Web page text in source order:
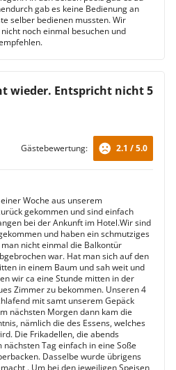
gab es keine Bedienung an
selber bedienen mussten. Wir
noch einmal besuchen und
wieder. Entspricht nicht 5
Gästebewertung: 2.1 / 5.0
Woche aus unserem
gekommen und sind einfach
bei der Ankunft im Hotel.Wir sind
und haben ein schmutziges
nicht einmal die Balkontür
war. Hat man sich auf den
in einem Baum und sah weit und
wir ca eine Stunde mitten in der
Zimmer zu bekommen. Unseren 4
mit samt unserem Gepäck
nächsten Morgen dann kam die
nämlich die des Essens, welches
Die Frikadellen, die abends
Tag einfach in eine Soße
Dasselbe wurde übrigens
. Um bei den jeweiligen Speisen